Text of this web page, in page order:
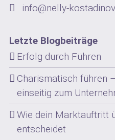
info@nelly-
Letzte Blogbeiträge
Erfolg durch Führen
Charismatisch führen
einseitig zum
Wie dein Marktauftritt
entscheidet